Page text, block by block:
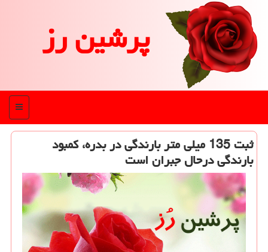
پرشین رز
منو
ثبت 135 میلی متر بارندگی در بدره، كمبود
بارندگی درحال جبران است